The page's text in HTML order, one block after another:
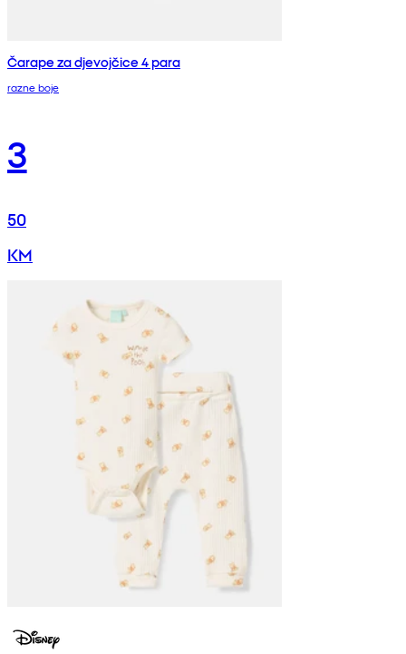
Čarape za djevojčice 4 para
razne boje
3
50
KM